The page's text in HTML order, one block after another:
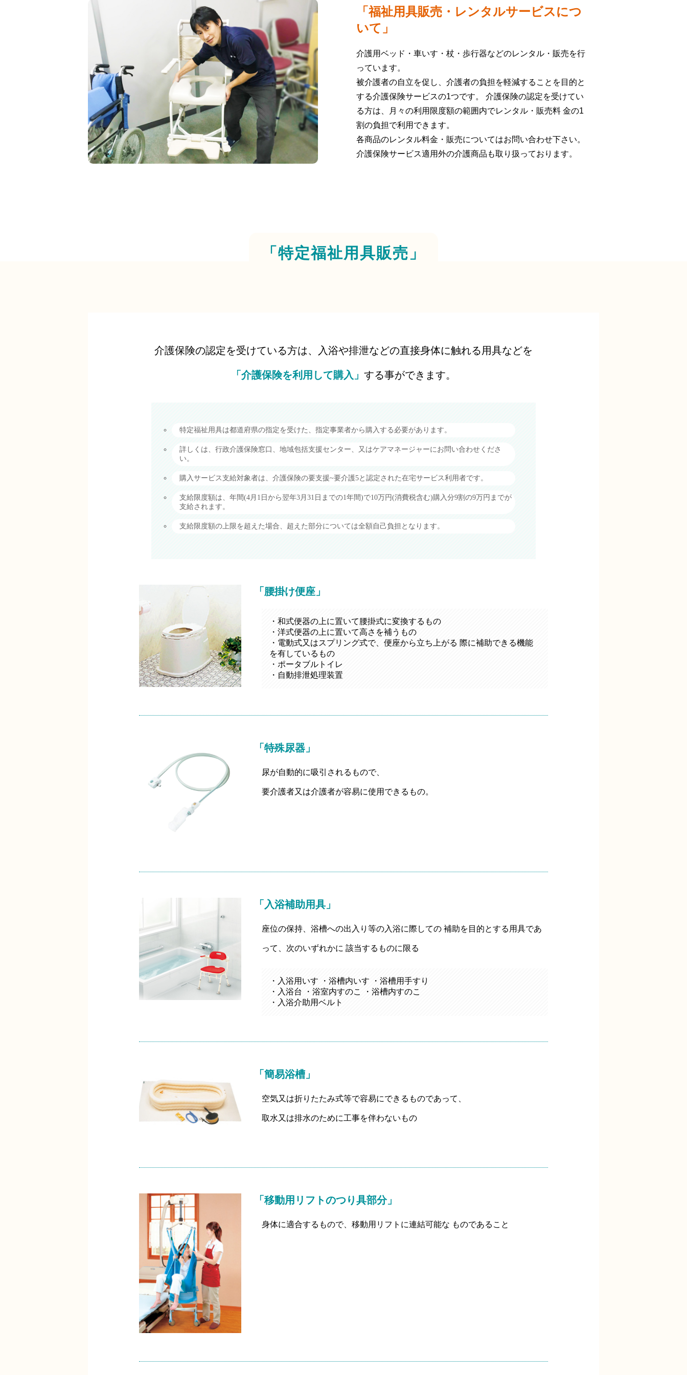
「福祉用具販売・レンタルサービスにつ
いて」
介護用ベッド・車いす・杖・歩行器などのレンタル・販売を行
っています。
被介護者の自立を促し、介護者の負担を軽減することを目的と
する介護保険サービスの1つです。 介護保険の認定を受けてい
る方は、月々の利用限度額の範囲内でレンタル・販売料 金の1
割の負担で利用できます。
各商品のレンタル料金・販売についてはお問い合わせ下さい。
介護保険サービス適用外の介護商品も取り扱っております。
「特定福祉用具販売」
介護保険の認定を受けている方は、入浴や排泄などの直接身体に触れる用具などを
「介護保険を利用して購入」 する事ができます。
特定福祉用具は都道府県の指定を受けた、指定事業者から購入する必要があります。
詳しくは、行政介護保険窓口、地域包括支援センター、又はケアマネージャーにお問い合わせくださ
い。
購入サービス支給対象者は、介護保険の要支援~要介護5と認定された在宅サービス利用者です。
支給限度額は、年間(4月1日から翌年3月31日までの1年間)で10万円(消費税含む)購入分9割の9万円までが
支給されます。
支給限度額の上限を超えた場合、超えた部分については全額自己負担となります。
「腰掛け便座」
・和式便器の上に置いて腰掛式に変換するもの
・洋式便器の上に置いて高さを補うもの
・電動式又はスプリング式で、便座から立ち上がる 際に補助できる機能
を有しているもの
・ポータブルトイレ
・自動排泄処理装置
「特殊尿器」
尿が自動的に吸引されるもので、
要介護者又は介護者が容易に使用できるもの。
「入浴補助用具」
座位の保持、浴槽への出入り等の入浴に際しての 補助を目的とする用具であ
って、次のいずれかに 該当するものに限る
・入浴用いす ・浴槽内いす ・浴槽用手すり
・入浴台 ・浴室内すのこ ・浴槽内すのこ
・入浴介助用ベルト
「簡易浴槽」
空気又は折りたたみ式等で容易にできるものであって、
取水又は排水のために工事を伴わないもの
「移動用リフトのつり具部分」
身体に適合するもので、移動用リフトに連結可能な ものであること